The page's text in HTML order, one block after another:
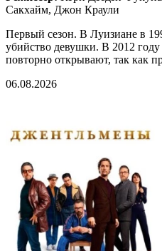
Сакхайм, Джон Краули
Первый сезон. В Луизиане в
убийство девушки. В 2012 году
повторно открывают, так как
06.08.2026